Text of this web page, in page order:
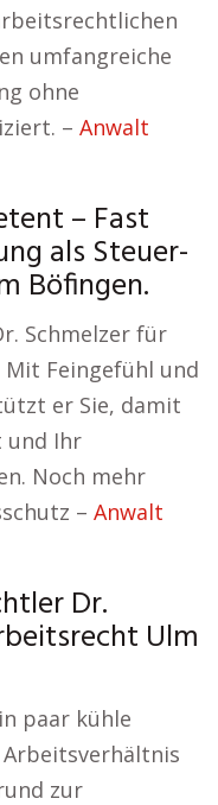
umfangreiche
ohne
– Anwalt
– Fast
als Steuer-
Böfingen.
Schmelzer für
Mit Feingefühl und
er Sie, damit
und Ihr
Noch mehr
– Anwalt
Dr.
Ulm
paar kühle
zur